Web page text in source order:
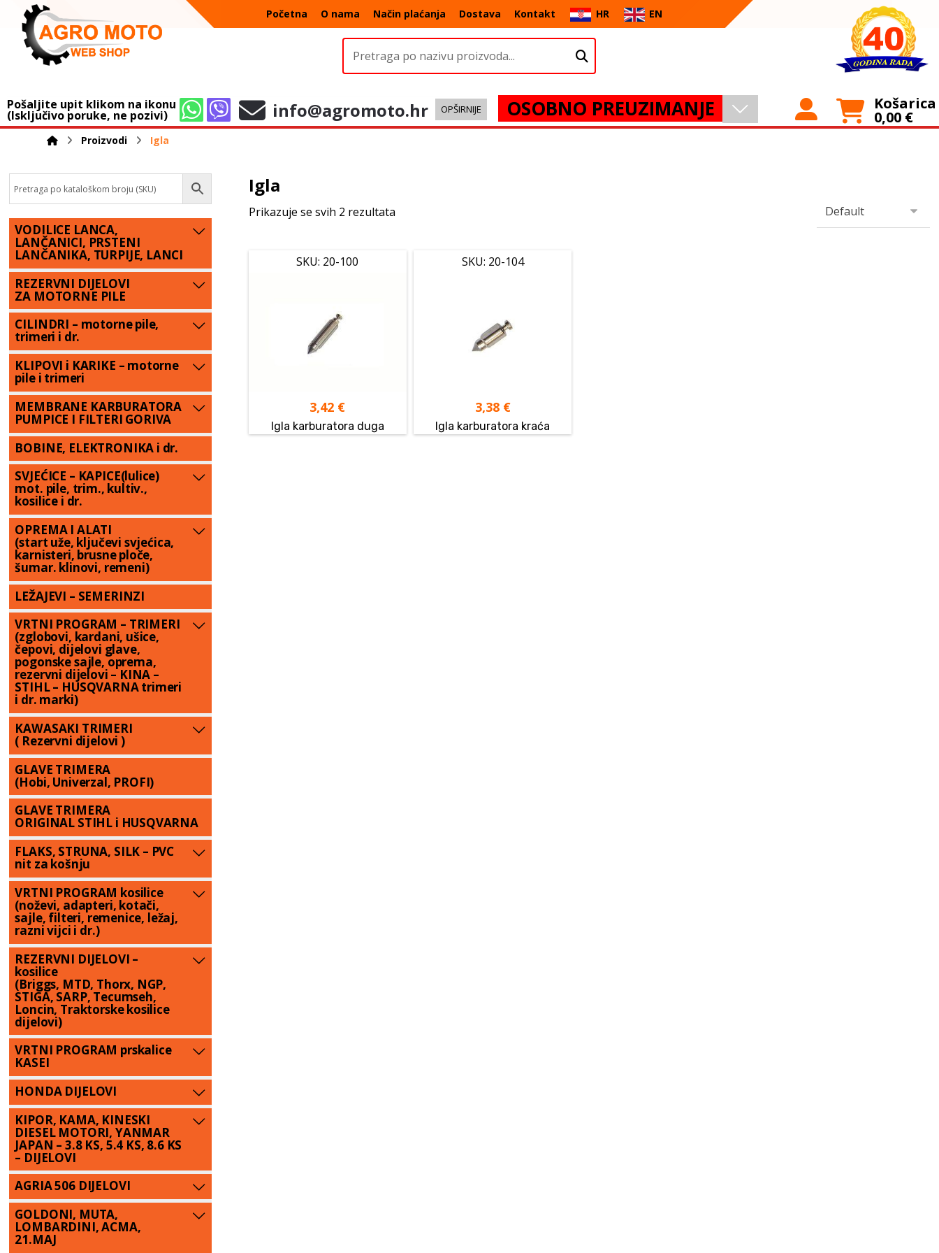
Početna O nama Način plaćanja Dostava Kontakt HR EN
Pošaljite upit klikom na ikonu
(Isključivo poruke, ne pozivi) info@agromoto.hr OPŠIRNIJE OSOBNO PREUZIMANJE Košarica
0,00 €
Proizvodi Igla
Igla
Prikazuje se svih 2 rezultata
SKU: 20-100
3,42 €
Igla karburatora duga
SKU: 20-104
3,38 €
Igla karburatora kraća
VODILICE LANCA,
LANČANICI, PRSTENI
LANČANIKA, TURPIJE, LANCI
REZERVNI DIJELOVI
ZA MOTORNE PILE
CILINDRI – motorne pile,
trimeri i dr.
KLIPOVI i KARIKE – motorne
pile i trimeri
MEMBRANE KARBURATORA
PUMPICE I FILTERI GORIVA
BOBINE, ELEKTRONIKA i dr.
SVJEĆICE – KAPICE(lulice)
mot. pile, trim., kultiv.,
kosilice i dr.
OPREMA I ALATI
(start uže, ključevi svjećica,
karnisteri, brusne ploče,
šumar. klinovi, remeni)
LEŽAJEVI – SEMERINZI
VRTNI PROGRAM – TRIMERI
(zglobovi, kardani, ušice,
čepovi, dijelovi glave,
pogonske sajle, oprema,
rezervni dijelovi – KINA –
STIHL – HUSQVARNA trimeri
i dr. marki)
KAWASAKI TRIMERI
( Rezervni dijelovi )
GLAVE TRIMERA
(Hobi, Univerzal, PROFI)
GLAVE TRIMERA
ORIGINAL STIHL i HUSQVARNA
FLAKS, STRUNA, SILK – PVC
nit za košnju
VRTNI PROGRAM kosilice
(noževi, adapteri, kotači,
sajle, filteri, remenice, ležaj,
razni vijci i dr.)
REZERVNI DIJELOVI –
kosilice
(Briggs, MTD, Thorx, NGP,
STIGA, SARP, Tecumseh,
Loncin, Traktorske kosilice
dijelovi)
VRTNI PROGRAM prskalice
KASEI
HONDA DIJELOVI
KIPOR, KAMA, KINESKI
DIESEL MOTORI, YANMAR
JAPAN – 3.8 KS, 5.4 KS, 8.6 KS
– DIJELOVI
AGRIA 506 DIJELOVI
GOLDONI, MUTA,
LOMBARDINI, ACMA,
21.MAJ